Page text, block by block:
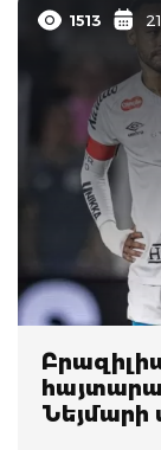
1513
Նեյմարի